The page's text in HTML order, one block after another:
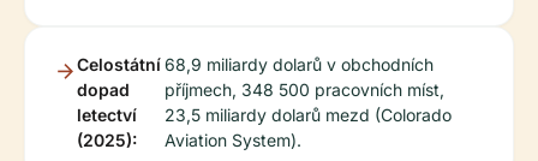
Celostátní
dopad
letectví
(2025):
68,9 miliardy dolarů v obchodních
příjmech, 348 500 pracovních míst,
23,5 miliardy dolarů mezd (Colorado
Aviation System).